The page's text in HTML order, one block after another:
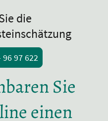
die
96 97 622
Sie
einen